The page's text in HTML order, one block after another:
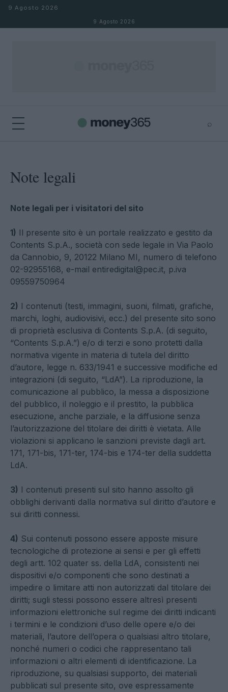
Salta al contenuto
9 Agosto 2026
9 Agosto 2026
⌕
Note legali
Note legali per i visitatori del sito
1) Il presente sito è un portale realizzato e gestito da
Contents S.p.A., società con sede legale in Via Paolo
da Cannobio, 9, 20122 Milano MI, numero di telefono
02-92955168, e-mail entiredigital@pec.it, p.iva
09559750964
2) I contenuti (testi, immagini, suoni, filmati, grafiche,
marchi, loghi, audiovisivi, ecc.) del presente sito sono
di proprietà esclusiva di Contents S.p.A. (di seguito,
“Contents S.p.A.”) e/o di terzi e sono protetti dalla
normativa vigente in materia di tutela del diritto
d’autore, legge n. 633/1941 e successive modifiche ed
integrazioni (di seguito, “LdA”). La riproduzione, la
comunicazione al pubblico, la messa a disposizione
del pubblico, il noleggio e il prestito, la pubblica
esecuzione, anche parziale, e la diffusione senza
l’autorizzazione del titolare dei diritti è vietata. Alle
violazioni si applicano le sanzioni previste dagli art.
171, 171-bis, 171-ter, 174-bis e 174-ter della suddetta
LdA.
3) I contenuti presenti sul sito hanno assolto gli
obblighi derivanti dalla normativa sul diritto d’autore e
sui diritti connessi.
4) Sui contenuti possono essere apposte misure
tecnologiche di protezione ai sensi e per gli effetti
degli artt. 102 quater ss. della LdA, consistenti nei
dispositivi e/o componenti che sono destinati a
impedire o limitare atti non autorizzati dal titolare dei
diritti; sugli stessi possono essere altresì presenti
informazioni elettroniche sul regime dei diritti indicanti
i termini e le condizioni d’uso delle opere e/o dei
materiali, l’autore dell’opera o qualsiasi altro titolare,
nonché numeri o codici che rappresentano tali
informazioni o altri elementi di identificazione. La
riproduzione, su qualsiasi supporto, dei materiali
pubblicati sul presente sito, ove espressamente